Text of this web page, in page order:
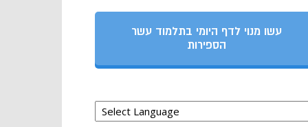
עשו מנוי לדף היומי בתלמוד עשר
הספירות